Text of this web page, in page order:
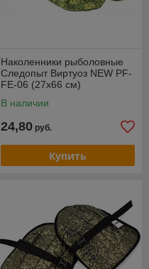
Наколенники рыболовные
Следопыт Виртуоз NEW PF-
FE-06 (27x66 см)
В наличии
24,80 руб.
Купить